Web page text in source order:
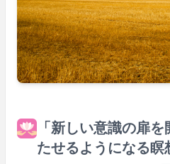
「新しい意識の扉
たせるようになる瞑